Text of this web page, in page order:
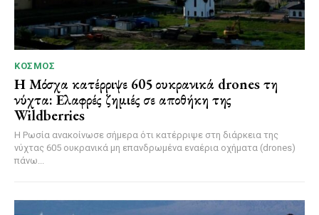
ΚΌΣΜΟΣ
Η Μόσχα κατέρριψε 605 ουκρανικά drones τη
νύχτα: Ελαφρές ζημιές σε αποθήκη της
Wildberries
Η Ρωσία ανακοίνωσε σήμερα ότι κατέρριψε στη διάρκεια της
νύχτας 605 ουκρανικά μη επανδρωμένα εναέρια οχήματα (drones)
πάνω...